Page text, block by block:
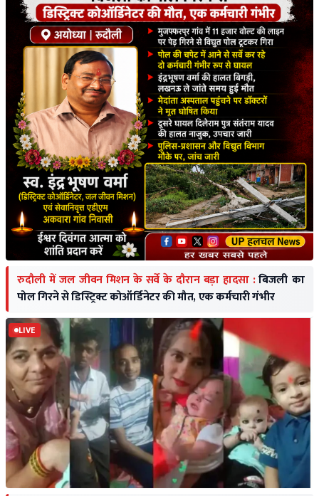
रुदौली में जल जीवन मिशन के सर्वे के दौरान बड़ा हादसा :बिजली का
पोल गिरने से डिस्ट्रिक्ट कोऑर्डिनेटर की मौत, एक कर्मचारी गंभीर
LIVE